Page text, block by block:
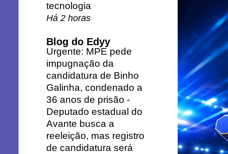
tecnologia
Há 2 horas
Blog do Edyy
Urgente: MPE pede
impugnação da
candidatura de Binho
Galinha, condenado a
36 anos de prisão -
Deputado estadual do
Avante busca a
reeleição, mas registro
de candidatura será